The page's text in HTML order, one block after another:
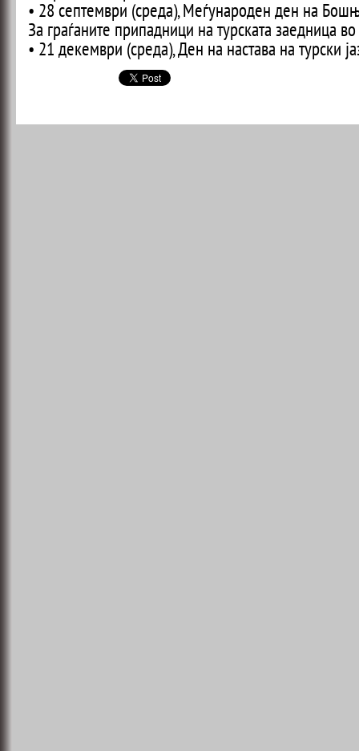
• 28 септември (среда), Меѓународен ден на
За граѓаните припадници на турската заедница
• 21 декември (среда), Ден на настава на турски